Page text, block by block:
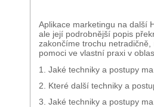
Aplikace marketingu na další
ale její podrobnější popis
zakončíme trochu
pomoci ve vlastní praxi v
1. Jaké techniky a postupy
2. Které další techniky a
3. Jaké techniky a postupy